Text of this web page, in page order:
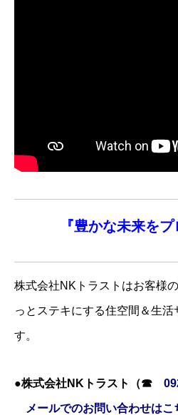
『豊かな未来をプ
株式会社NKトラストはお客様
っとステキにする住空間＆生活
す。
●株式会社NKトラスト（☎
メールでのお問い合わせはこ